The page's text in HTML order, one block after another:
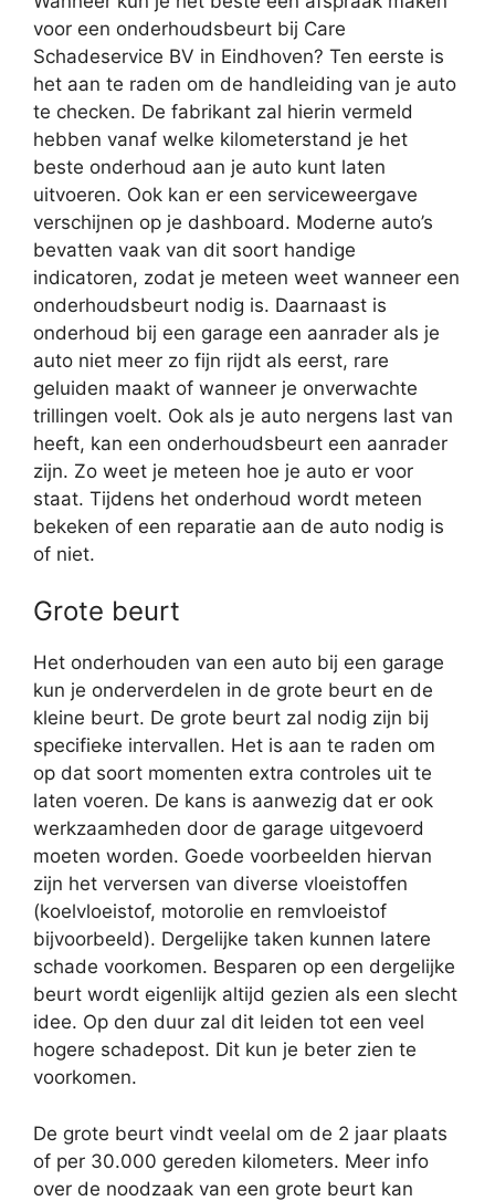
voor een onderhoudsbeurt bij Care
Schadeservice BV in Eindhoven? Ten eerste is
het aan te raden om de handleiding van je auto
te checken. De fabrikant zal hierin vermeld
hebben vanaf welke kilometerstand je het
beste onderhoud aan je auto kunt laten
uitvoeren. Ook kan er een serviceweergave
verschijnen op je dashboard. Moderne auto’s
bevatten vaak van dit soort handige
indicatoren, zodat je meteen weet wanneer een
onderhoudsbeurt nodig is. Daarnaast is
onderhoud bij een garage een aanrader als je
auto niet meer zo fijn rijdt als eerst, rare
geluiden maakt of wanneer je onverwachte
trillingen voelt. Ook als je auto nergens last van
heeft, kan een onderhoudsbeurt een aanrader
zijn. Zo weet je meteen hoe je auto er voor
staat. Tijdens het onderhoud wordt meteen
bekeken of een reparatie aan de auto nodig is
of niet.
Grote beurt
Het onderhouden van een auto bij een garage
kun je onderverdelen in de grote beurt en de
kleine beurt. De grote beurt zal nodig zijn bij
specifieke intervallen. Het is aan te raden om
op dat soort momenten extra controles uit te
laten voeren. De kans is aanwezig dat er ook
werkzaamheden door de garage uitgevoerd
moeten worden. Goede voorbeelden hiervan
zijn het verversen van diverse vloeistoffen
(koelvloeistof, motorolie en remvloeistof
bijvoorbeeld). Dergelijke taken kunnen latere
schade voorkomen. Besparen op een dergelijke
beurt wordt eigenlijk altijd gezien als een slecht
idee. Op den duur zal dit leiden tot een veel
hogere schadepost. Dit kun je beter zien te
voorkomen.
De grote beurt vindt veelal om de 2 jaar plaats
of per 30.000 gereden kilometers. Meer info
over de noodzaak van een grote beurt kan